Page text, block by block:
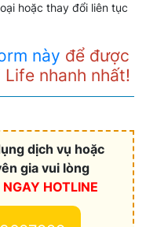
hoặc thay đổi liên tục
này để được
nhanh nhất!
dịch vụ hoặc
gia vui lòng
NGAY HOTLINE